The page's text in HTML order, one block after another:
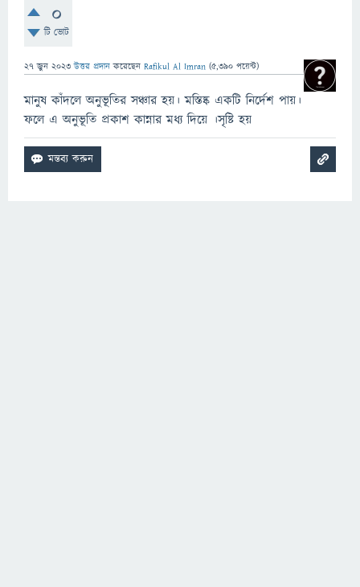
0
টি ভোট
27 জুন 2023 উত্তর প্রদান করেছেন Rafikul Al Imran (5,390 পয়েন্ট)
মানুষ কাঁদলে অনুভূতির সঞ্চার হয়। মস্তিষ্ক একটি নির্দেশ পায়।
ফলে এ অনুভূতি প্রকাশ কান্নার মধ্য দিয়ে ।সৃষ্টি হয়